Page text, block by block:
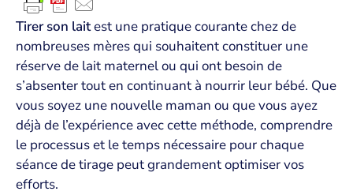
Tirer son laitest une pratique courante chez de
nombreuses mères qui souhaitent constituer une
réserve de lait maternel ou qui ont besoin de
s’absenter tout en continuant à nourrir leur bébé. Que
vous soyez une nouvelle maman ou que vous ayez
déjà de l’expérience avec cette méthode, comprendre
le processus et le temps nécessaire pour chaque
séance de tirage peut grandement optimiser vos
efforts.